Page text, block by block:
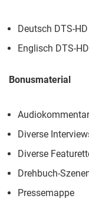
Deutsch DTS-
Englisch DTS-
Bonusmaterial
Diverse
Diverse
Drehbuch-
Pressemappe